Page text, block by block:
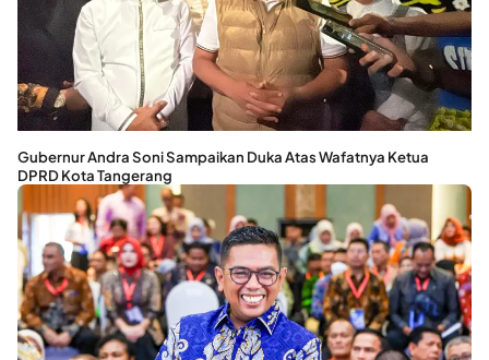
Gubernur Andra Soni Sampaikan Duka Atas Wafatnya Ketua
DPRD Kota Tangerang